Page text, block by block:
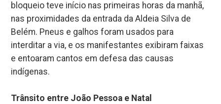
bloqueio teve início nas primeiras horas da manhã,
nas proximidades da entrada da Aldeia Silva de
Belém. Pneus e galhos foram usados para
interditar a via, e os manifestantes exibiram faixas
e entoaram cantos em defesa das causas
indígenas.
Trânsito entre João Pessoa e Natal